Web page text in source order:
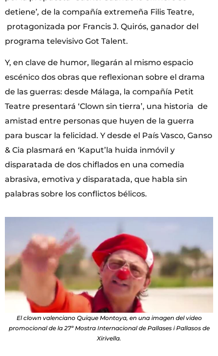
detiene’, de la compañía extremeña Filis Teatre,
protagonizada por Francis J. Quirós, ganador del
programa televisivo Got Talent.
Y, en clave de humor, llegarán al mismo espacio
escénico dos obras que reflexionan sobre el drama
de las guerras: desde Málaga, la compañía Petit
Teatre presentará ‘Clown sin tierra’, una historia de
amistad entre personas que huyen de la guerra
para buscar la felicidad. Y desde el País Vasco, Ganso
& Cia plasmará en ‘Kaput’la huida inmóvil y
disparatada de dos chiflados en una comedia
abrasiva, emotiva y disparatada, que habla sin
palabras sobre los conflictos bélicos.
El clown valenciano Quique Montoya, en una imagen del video
promocional de la 27ª Mostra Internacional de Pallases i Pallasos de
Xirivella.